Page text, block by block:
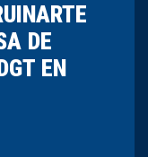
DE
EN